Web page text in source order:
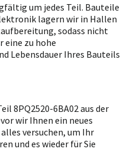
um jedes Teil. Bauteile
lagern wir in Hallen
sodass nicht
eine zu hohe
Lebensdauer Ihres Bauteils
8PQ2520-6BA02 aus der
wir Ihnen ein neues
versuchen, um Ihr
und es wieder für Sie